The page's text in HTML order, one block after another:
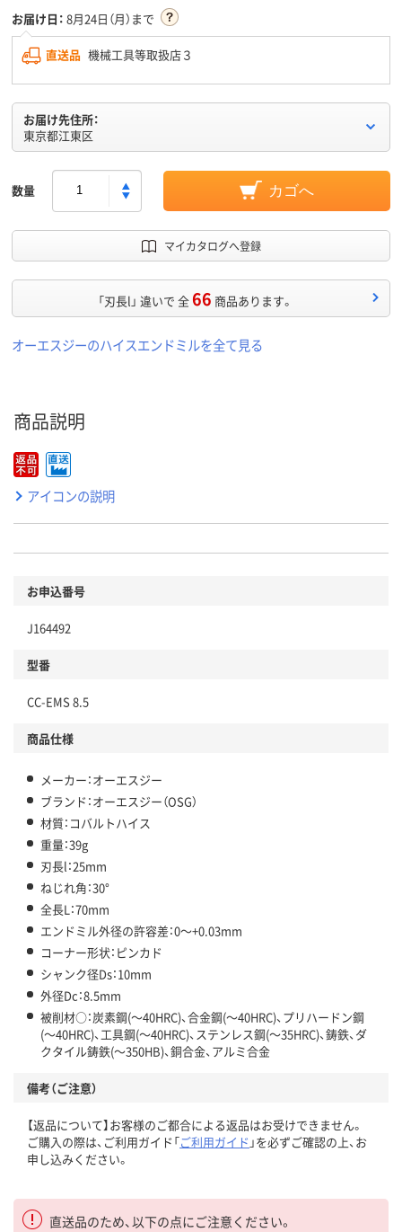
お届け日： 8月24日（月）まで
直送品 機械工具等取扱店３
お届け先住所：
東京都江東区
数量 カゴへ
マイカタログへ登録
「刃長l」 違いで 全66 商品あります。
オーエスジーのハイスエンドミルを全て見る
商品説明
アイコンの説明
お申込番号
J164492
型番
CC-EMS 8.5
商品仕様
メーカー：オーエスジー
ブランド：オーエスジー（OSG）
材質：コバルトハイス
重量：39g
刃長l：25mm
ねじれ角：30°
全長L：70mm
エンドミル外径の許容差：0～+0.03mm
コーナー形状：ピンカド
シャンク径Ds：10mm
外径Dc：8.5mm
被削材○：炭素鋼(～40HRC)、合金鋼(～40HRC)、プリハードン鋼
(～40HRC)、工具鋼(～40HRC)、ステンレス鋼(～35HRC)、鋳鉄、ダ
クタイル鋳鉄(～350HB)、銅合金、アルミ合金
備考（ご注意）
【返品について】お客様のご都合による返品はお受けできません。
ご購入の際は、ご利用ガイド「ご利用ガイド 」を必ずご確認の上、お
申し込みください。
直送品のため、以下の点にご注意ください。